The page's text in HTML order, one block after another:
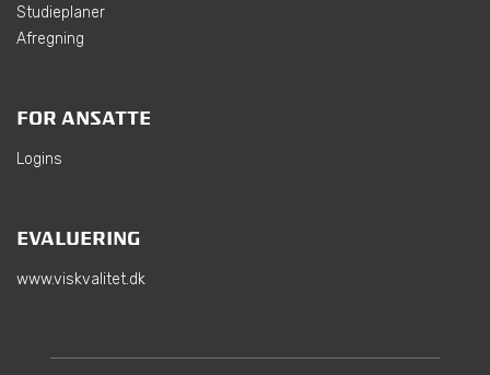
Studieplaner
Afregning
FOR ANSATTE
Logins
EVALUERING
www.viskvalitet.dk